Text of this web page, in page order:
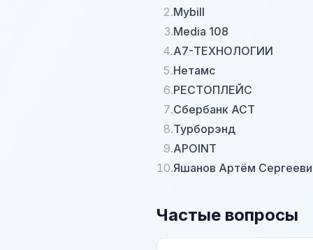
2.Mybill
3.Media 108
4.А7-ТЕХНОЛОГИИ
5.Нетамс
6.РЕСТОПЛЕЙС
7.Сбербанк АСТ
8.Турборэнд
9.APOINT
10.Яшанов Артём
Частые вопросы